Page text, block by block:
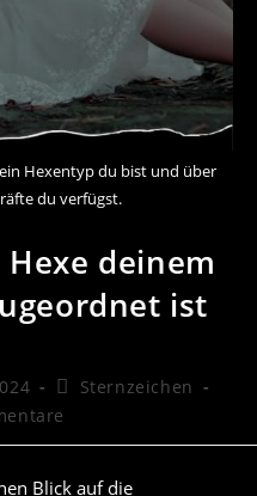
Hexentyp du bist und über
du verfügst.
deinem
ist
Beitrags-
Kategorie:
Sternzeichen
Blick auf die